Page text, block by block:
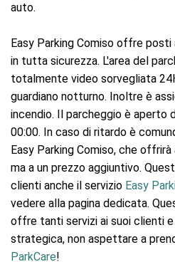
auto.
Easy Parking Comiso offre
in tutta sicurezza. L'area del
totalmente video sorvegliata
guardiano notturno. Inoltre è
incendio. Il parcheggio è aperto
00:00. In caso di ritardo è
Easy Parking Comiso, che
ma a un prezzo aggiuntivo.
clienti anche il servizio Easy
vedere alla pagina dedicata.
offre tanti servizi ai suoi clienti e
strategica, non aspettare a
ParkCare!